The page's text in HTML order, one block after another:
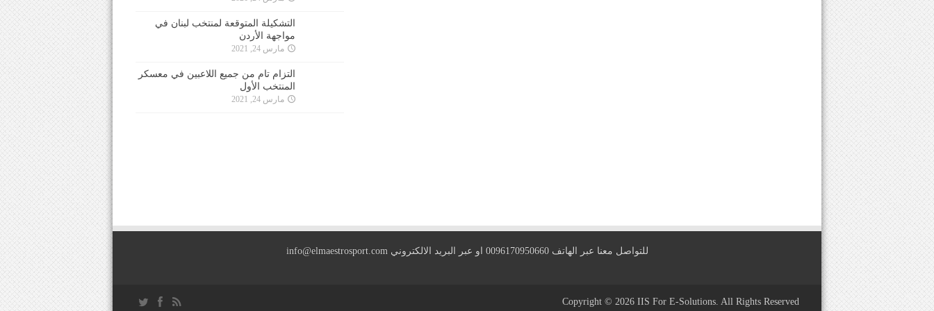
التشكيلة المتوقعة لمنتخب لبنان في
مواجهة الأردن
مارس 24, 2021
التزام تام من جميع اللاعبين في معسكر
المنتخب الأول
مارس 24, 2021
للتواصل معنا عبر الهاتف 0096170950660 او عبر البريد الالكتروني info@elmaestrosport.com
Copyright © 2026 IIS For E-Solutions. All Rights Reserved